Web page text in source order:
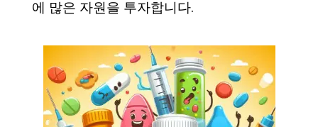
에 많은 자원을 투자합니다.